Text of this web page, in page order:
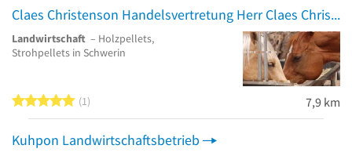
Claes Christenson Handelsvertretung Herr Claes Christenson
Landwirtschaft – Holzpellets,
Strohpellets in Schwerin
5 von 5 Sternen
1 7,9 km
Kuhpon Landwirtschaftsbetrieb